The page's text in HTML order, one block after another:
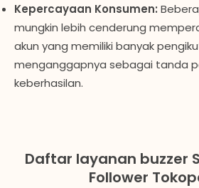
Kepercayaan Konsumen:
mungkin lebih cenderung
akun yang memiliki banyak
menganggapnya sebagai tanda
keberhasilan.
Daftar layanan buzzer
Follower